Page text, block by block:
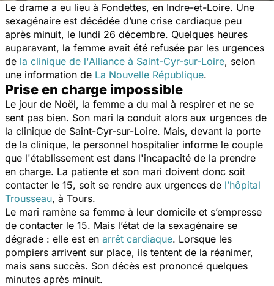
Le drame a eu lieu à Fondettes, en Indre-et-Loire. Une
sexagénaire est décédée d’une crise cardiaque peu
après minuit, le lundi 26 décembre. Quelques heures
auparavant, la femme avait été refusée par les urgences
de la clinique de l'Alliance à Saint-Cyr-sur-Loire, selon
une information de La Nouvelle République.
Prise en charge impossible
Le jour de Noël, la femme a du mal à respirer et ne se
sent pas bien. Son mari la conduit alors aux urgences de
la clinique de Saint-Cyr-sur-Loire. Mais, devant la porte
de la clinique, le personnel hospitalier informe le couple
que l'établissement est dans l'incapacité de la prendre
en charge. La patiente et son mari doivent donc soit
contacter le 15, soit se rendre aux urgences de l’hôpital
Trousseau, à Tours.
Le mari ramène sa femme à leur domicile et s’empresse
de contacter le 15. Mais l’état de la sexagénaire se
dégrade : elle est en arrêt cardiaque. Lorsque les
pompiers arrivent sur place, ils tentent de la réanimer,
mais sans succès. Son décès est prononcé quelques
minutes après minuit.